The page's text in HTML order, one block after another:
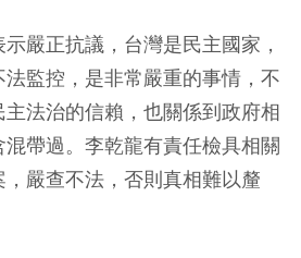
嚴正抗議，台灣是民主國家，
監控，是非常嚴重的事情，不
法治的信賴，也關係到政府相
帶過。李乾龍有責任檢具相關
嚴查不法，否則真相難以釐